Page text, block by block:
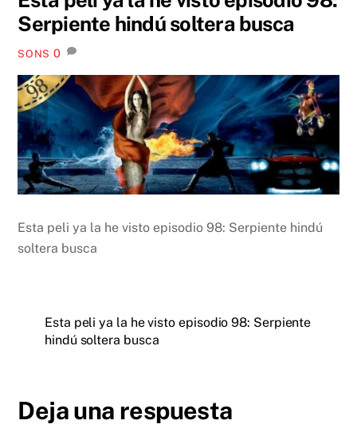
Serpiente hindú soltera busca
SONS 0
Esta peli ya la he visto episodio 98: Serpiente hindú
soltera busca
Esta peli ya la he visto episodio 98: Serpiente
hindú soltera busca
Deja una respuesta